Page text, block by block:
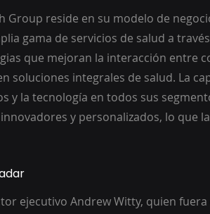
Group reside en su modelo de
gama de servicios de salud a
que mejoran la interacción entre
soluciones integrales de salud. La
y la tecnología en todos sus
y personalizados, lo que
ejecutivo Andrew Witty, quien